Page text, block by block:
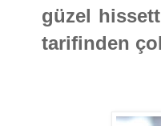
güzel
tarifinden